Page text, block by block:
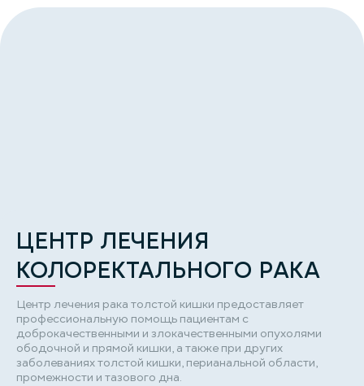
ЦЕНТР ЛЕЧЕНИЯ
КОЛОРЕКТАЛЬНОГО РАКА
Центр лечения рака толстой кишки предоставляет
профессиональную помощь пациентам с
доброкачественными и злокачественными опухолями
ободочной и прямой кишки, а также при других
заболеваниях толстой кишки, перианальной области,
промежности и тазового дна.